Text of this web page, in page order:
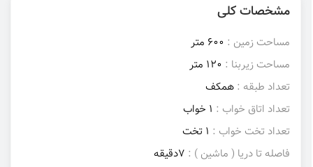
مشخصات کلی
مساحت زمین : 600 متر
مساحت زیربنا : 120 متر
تعداد طبقه : همکف
تعداد اتاق خواب : 1 خواب
تعداد تخت خواب : 1 تخت
فاصله تا دریا ( ماشین ) : 7دقیقه